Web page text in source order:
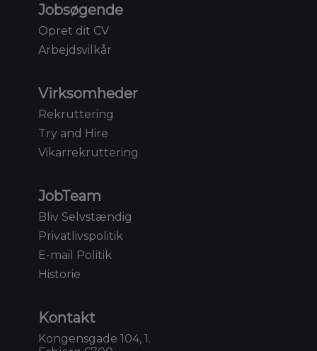
Jobsøgende
Opret dit CV
Arbejdsvilkår
Virksomheder
Rekruttering
Try and Hire
Vikarrekruttering
JobTeam
Bliv Selvstændig
Privatlivspolitik
E-mail Politik
Historie
Kontakt
Kongensgade 104, 1.